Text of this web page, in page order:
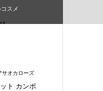
スメ
サオカローズ
ト カンボ